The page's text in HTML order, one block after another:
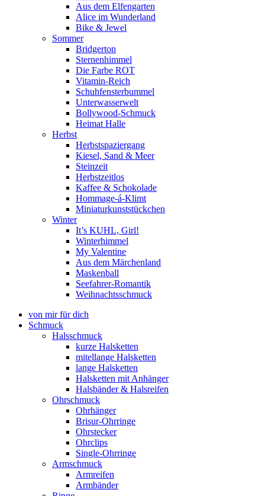
Aus dem Elfengarten
Alice im Wunderland
Bike & Jewel
Sommer
Bridgerton
Sternenhimmel
Die Farbe ROT
Vitamin-Reich
Schuhfensterbummel
Unterwasserwelt
Bollywood-Schmuck
Heimat Halle
Herbst
Herbstspaziergang
Kiesel, Sand & Meer
Steinzeit
Herbstzeitlos
Kaffee & Schokolade
Hommage-á-Klimt
Miniaturkunststückchen
Winter
It’s KUHL, Girl!
Winterhimmel
My Valentine
Aus dem Märchenland
Maskenball
Seefahrer-Romantik
Weihnachtsschmuck
von mir für dich
Schmuck
Halsschmuck
kurze Halsketten
mitellange Halsketten
lange Halsketten
Halsketten mit Anhänger
Halsbänder & Halsreifen
Ohrschmuck
Ohrhänger
Brisur-Ohrringe
Ohrstecker
Ohrclips
Single-Ohrringe
Armschmuck
Armreifen
Armbänder